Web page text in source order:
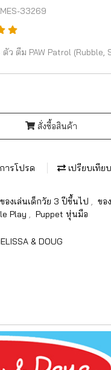
33269
ว ตีม PAW Patrol
สั่งซื้อสินค้า
ารโปรด เปรียบเทียบ
ของเล่นเด็กวัย 3 ปีขึ้นไป ขอ
Play Puppet หุ่นมือ
& DOUG